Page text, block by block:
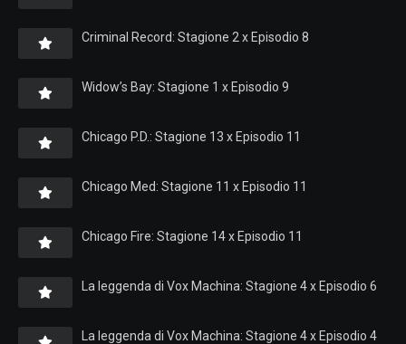
Criminal Record: Stagione 2 x Episodio 8
Widow’s Bay: Stagione 1 x Episodio 9
Chicago P.D.: Stagione 13 x Episodio 11
Chicago Med: Stagione 11 x Episodio 11
Chicago Fire: Stagione 14 x Episodio 11
La leggenda di Vox Machina: Stagione 4 x Episodio 6
La leggenda di Vox Machina: Stagione 4 x Episodio 4